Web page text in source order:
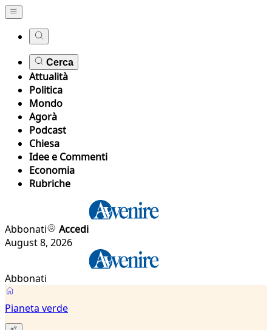
Cerca
Attualità
Politica
Mondo
Agorà
Podcast
Chiesa
Idee e Commenti
Economia
Rubriche
Abbonati
Accedi
August 8, 2026
Abbonati
Pianeta verde